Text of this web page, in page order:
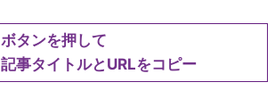
ボタンを押して
記事タイトルとURLをコピー